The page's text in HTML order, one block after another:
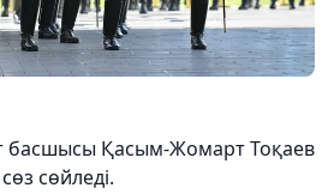
басшысы Қасым-Жомарт Тоқаев
сөйледі.